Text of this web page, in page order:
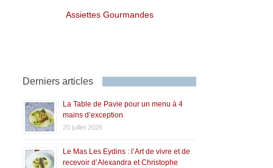
Assiettes Gourmandes
Derniers articles
La Table de Pavie pour un menu à 4
mains d’exception
20 juillet 2026
Le Mas Les Eydins : l’Art de vivre et de
recevoir d’Alexandra et Christophe